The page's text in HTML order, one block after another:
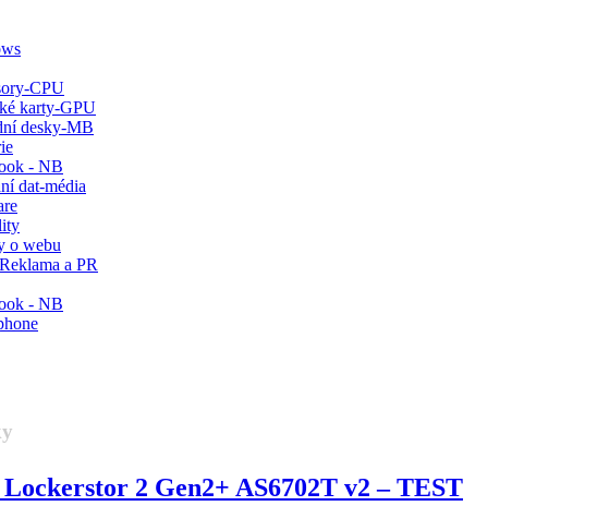
CPU
karty-GPU
desky-MB
- NB
dat-média
o webu
Reklama a PR
- NB
2 Gen2+ AS6702T v2 – TEST